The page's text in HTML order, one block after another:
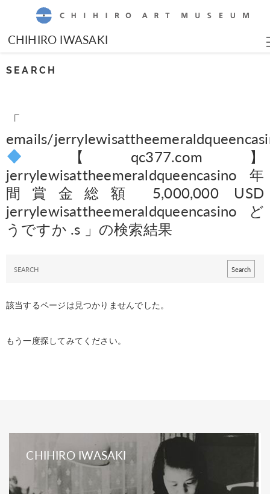
CHIHIRO IWASAKI
SEARCH
「
emails/
【qc377.com】
jerrylewisattheemeraldqueencasino 年
間賞金総額 5,000,000 USD
jerrylewisattheemeraldqueencasinoど
うですか .s 」の検索結果
該当するページは見つかりませんでした。
もう一度探してみてください。
CHIHIRO IWASAKI